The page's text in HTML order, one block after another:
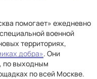
помогает» ежедневно
военной
территориях,
добра». Они
по выходным
по всей Москве.